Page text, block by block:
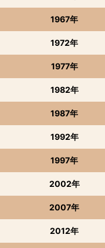
1967年
1972年
1977年
1982年
1987年
1992年
1997年
2002年
2007年
2012年